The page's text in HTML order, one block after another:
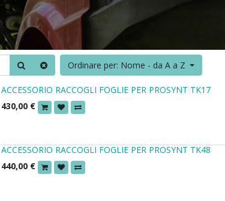
Ordinare per: Nome - da A a Z
ACCESSORIO RACCOGLI FOGLIE PER PROSYNT TK17
430,00 €
ACCESSORIO RACCOGLI FOGLIE PER PROSYNT TK48
440,00 €